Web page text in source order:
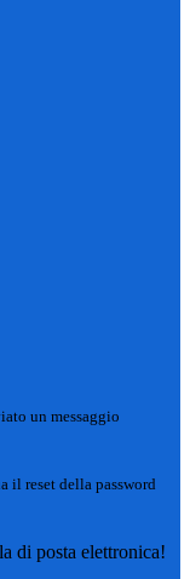
un messaggio
il reset della password
di posta elettronica!